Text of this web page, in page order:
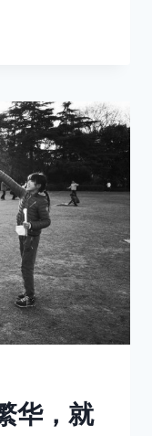
华，就